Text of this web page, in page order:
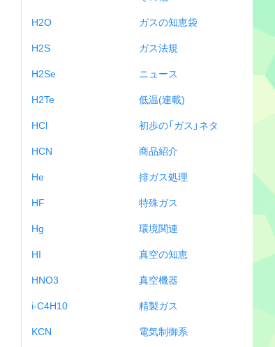
H2O
H2S
H2Se
H2Te
HCl
HCN
He
HF
Hg
HI
HNO3
i-C4H10
KCN
ガスの知恵袋
ガス法規
ニュース
低温(連載)
初歩の「ガス」ネタ
商品紹介
排ガス処理
特殊ガス
環境関連
真空の知恵
真空機器
精製ガス
電気制御系